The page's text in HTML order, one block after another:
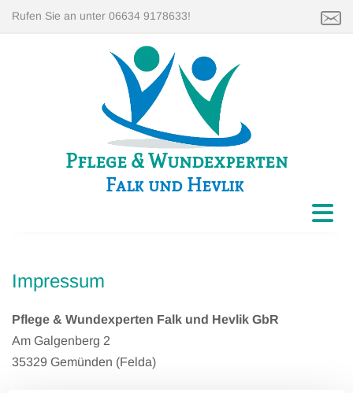
Rufen Sie an unter 06634 9178633!
Pflege & Wundexperten
Falk und Hevlik
Impressum
Pflege & Wundexperten Falk und Hevlik GbR
Am Galgenberg 2
35329 Gemünden (Felda)